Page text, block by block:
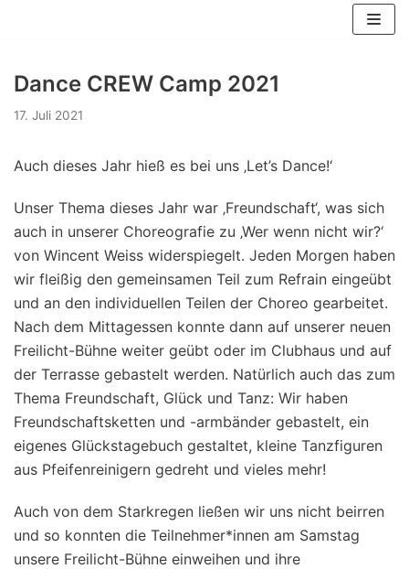
Dance CREW Camp 2021
17. Juli 2021
Auch dieses Jahr hieß es bei uns ‚Let’s Dance!‘
Unser Thema dieses Jahr war ‚Freundschaft‘, was sich
auch in unserer Choreografie zu ‚Wer wenn nicht wir?‘
von Wincent Weiss widerspiegelt. Jeden Morgen haben
wir fleißig den gemeinsamen Teil zum Refrain eingeübt
und an den individuellen Teilen der Choreo gearbeitet.
Nach dem Mittagessen konnte dann auf unserer neuen
Freilicht-Bühne weiter geübt oder im Clubhaus und auf
der Terrasse gebastelt werden. Natürlich auch das zum
Thema Freundschaft, Glück und Tanz: Wir haben
Freundschaftsketten und -armbänder gebastelt, ein
eigenes Glückstagebuch gestaltet, kleine Tanzfiguren
aus Pfeifenreinigern gedreht und vieles mehr!
Auch von dem Starkregen ließen wir uns nicht beirren
und so konnten die Teilnehmer*innen am Samstag
unsere Freilicht-Bühne einweihen und ihre